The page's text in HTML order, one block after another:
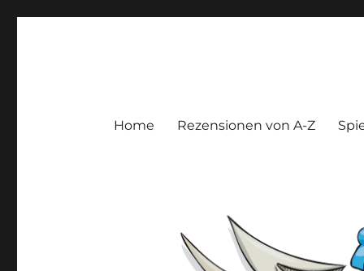
Home Rezensionen von A-Z